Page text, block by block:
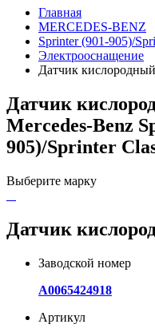
Главная
MERCEDES-BENZ
Sprinter (901-905)/
Электрооснащение
Датчик
Датчик
Mercedes-Benz
905)/Sprinter
Выберите марку
Датчик
Заводской номер
A0065424918
Артикул